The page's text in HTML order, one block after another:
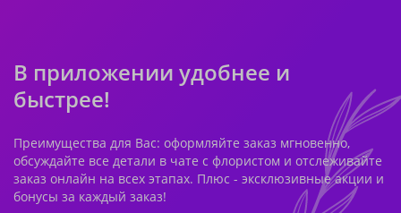
В приложении удобнее и
быстрее!
Преимущества для Вас: оформляйте заказ мгновенно,
обсуждайте все детали в чате с флористом и отслеживайте
заказ онлайн на всех этапах. Плюс - эксклюзивные акции и
бонусы за каждый заказ!